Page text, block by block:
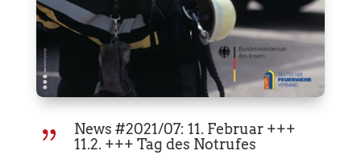
{
News #2021/07: 11. Februar +++
11.2. +++ Tag des Notrufes